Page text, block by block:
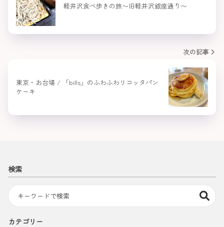
軽井沢食べ歩きの旅〜旧軽井沢銀座通り〜
次の記事
東京・お台場 / 「bills」のふわふわリコッタパン
ケーキ
検索
カテゴリー